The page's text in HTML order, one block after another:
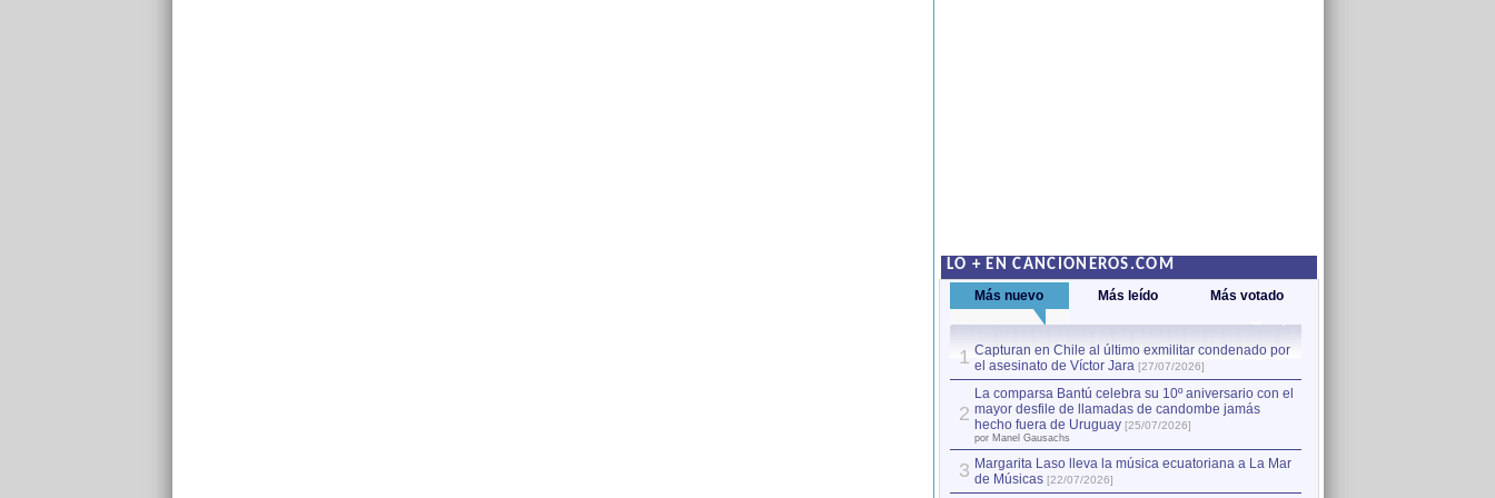
LO + EN CANCIONEROS.COM
Más nuevo Más leído Más votado
1 Capturan en Chile al último exmilitar condenado por
el asesinato de Víctor Jara [27/07/2026]
2
La comparsa Bantú celebra su 10º aniversario con el
mayor desfile de llamadas de candombe jamás
hecho fuera de Uruguay [25/07/2026]
por Manel Gausachs
3 Margarita Laso lleva la música ecuatoriana a La Mar
de Músicas [22/07/2026]